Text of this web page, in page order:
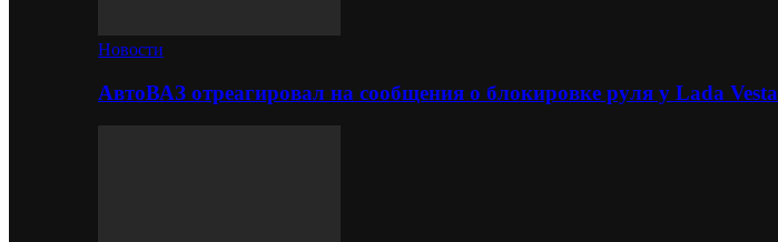
Новости
АвтоВАЗ отреагировал на сообщения о блокировке руля у Lada Vesta